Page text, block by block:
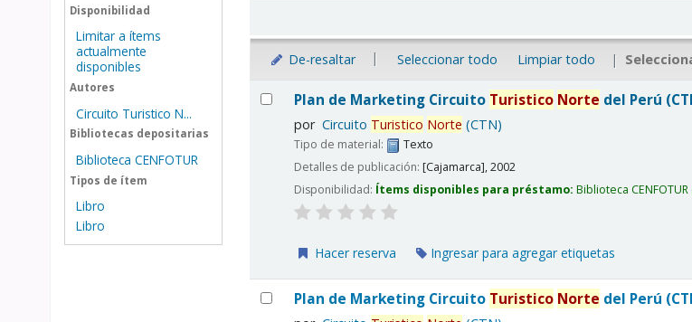
Disponibilidad
Limitar a ítems
actualmente
disponibles
Autores
Circuito Turistico N...
Bibliotecas depositarias
Biblioteca CENFOTUR
Tipos de ítem
Libro
Libro
De-resaltar Seleccionar todo Limpiar todo
Resultados
Plan de Marketing Circuito Turistico Norte del Perú
por Circuito Turistico Norte (CTN)
Tipo de material:
Texto
Detalles de publicación:[Cajamarca],2002
Disponibilidad: Ítems disponibles para préstamo:Biblioteca CENFOTUR
Hacer reserva Ingresar para agregar etiquetas
Plan de Marketing Circuito Turistico Norte del Perú